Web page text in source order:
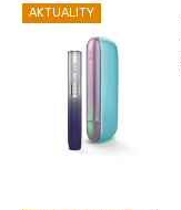
AKTUALITY